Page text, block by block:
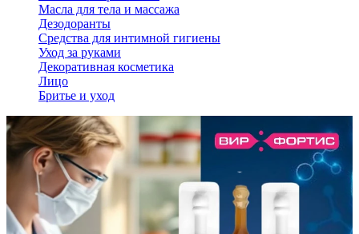
Масла для тела и массажа
Дезодоранты
Средства для интимной гигиены
Уход за руками
Декоративная косметика
Лицо
Бритье и уход